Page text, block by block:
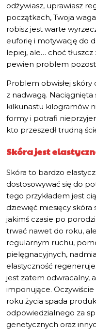
odżywiasz, uprawiasz
początkach, Twoja
robisz jest warte
euforię i motywację do
lepiej, ale… choć tłuszcz
pewien problem
Problem obwisłej
z nadwagą.
kilkunastu kilogramów
formy i potrafi
kto przeszedł trudną
Skóra jest
Skóra to bardzo
dostosowywać się do
tego przykładem jest
dziewięć miesięcy
jakimś czasie po
trwać nawet do roku,
regularnym ruchu,
pielęgnacyjnych,
elastyczność
jest zatem odwracalny,
imponujące.
roku życia spada
odpowiedzialnego za
genetycznych oraz